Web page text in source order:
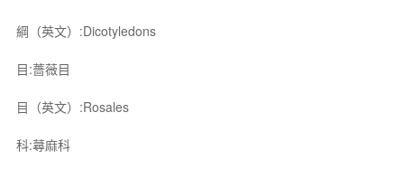
綱（英文）:Dicotyledons
目:薔薇目
目（英文）:Rosales
科:蕁麻科